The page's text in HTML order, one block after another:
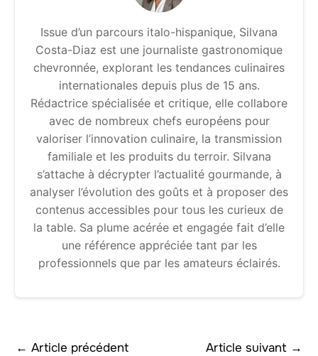
Issue d’un parcours italo-hispanique, Silvana
Costa-Diaz est une journaliste gastronomique
chevronnée, explorant les tendances culinaires
internationales depuis plus de 15 ans.
Rédactrice spécialisée et critique, elle collabore
avec de nombreux chefs européens pour
valoriser l’innovation culinaire, la transmission
familiale et les produits du terroir. Silvana
s’attache à décrypter l’actualité gourmande, à
analyser l’évolution des goûts et à proposer des
contenus accessibles pour tous les curieux de
la table. Sa plume acérée et engagée fait d’elle
une référence appréciée tant par les
professionnels que par les amateurs éclairés.
← Article précédent Article suivant →